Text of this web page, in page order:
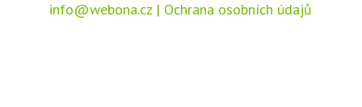
info@webona.cz | Ochrana osobních údajů